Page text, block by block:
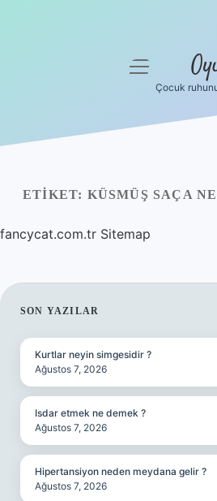
Yasal Uyarı
Hakkımızda
menüyü
Çocuk
ETIKET: KÜSMÜŞ SAÇA
fancycat.com.tr Sitemap
SIDEBAR
SON YAZILAR
Kurtlar neyin simgesidir ?
Ağustos 7, 2026
Isdar etmek ne demek ?
Ağustos 7, 2026
Hipertansiyon neden meydana gelir ?
Ağustos 7, 2026